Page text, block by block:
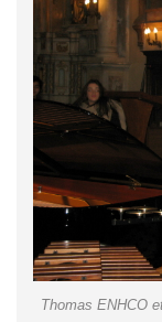
Thomas ENHCO